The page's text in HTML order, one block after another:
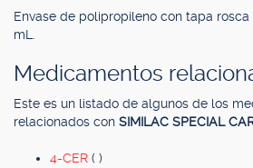
Envase de polipropileno con tapa rosca
mL.
Medicamentos
Este es un listado de algunos de los
relacionados con SIMILAC SPECIAL
4-CER ( )